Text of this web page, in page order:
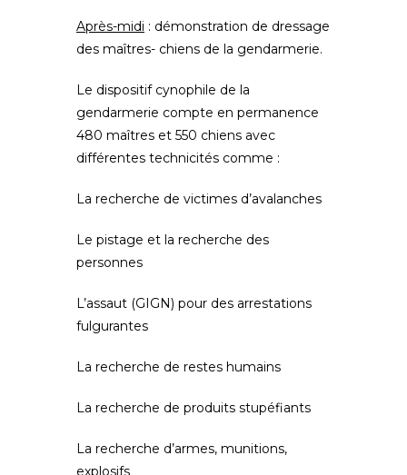
Après-midi : démonstration de dressage
des maîtres- chiens de la gendarmerie.
Le dispositif cynophile de la
gendarmerie compte en permanence
480 maîtres et 550 chiens avec
différentes technicités comme :
La recherche de victimes d’avalanches
Le pistage et la recherche des
personnes
L’assaut (GIGN) pour des arrestations
fulgurantes
La recherche de restes humains
La recherche de produits stupéfiants
La recherche d’armes, munitions,
explosifs